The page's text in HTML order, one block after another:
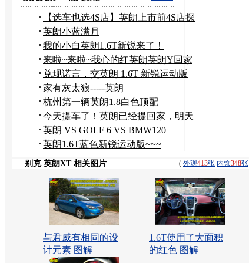
【选车也选4S店】英朗上市前4S店探
店~
英朗小蓝满月
我的小白英朗1.6T新锐来了！
来啦~来啦~我心的红英朗英朗Y回家
啦!
兑现诺言，交英朗 1.6T 新锐运动版
家有灰太狼-----英朗
杭州第一辆英朗1.8白色顶配
今天提车了！英朗已经提回家，明天
自己上牌去！
英朗 VS GOLF 6 VS BMW120
英朗1.6T蓝色新锐运动版~~~
( 外观413张 内饰348张
别克 英朗XT 相关图片
与君威有相同的设
计元素 图解
1.6T使用了大面积
的红色 图解